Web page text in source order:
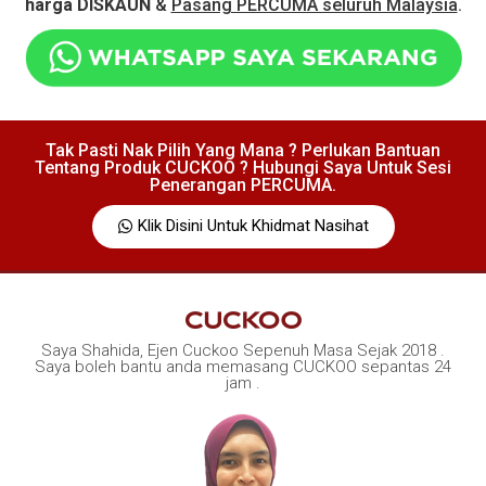
harga DISKAUN & Pasang PERCUMA seluruh Malaysia.
Tak Pasti Nak Pilih Yang Mana ? Perlukan Bantuan
Tentang Produk CUCKOO ? Hubungi Saya Untuk Sesi
Penerangan PERCUMA.
Klik Disini Untuk Khidmat Nasihat
Saya Shahida, Ejen Cuckoo Sepenuh Masa Sejak 2018 .
Saya boleh bantu anda memasang CUCKOO sepantas 24
jam .